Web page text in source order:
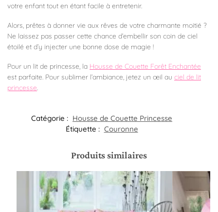
votre enfant tout en étant facile à entretenir.
Alors, prêtes à donner vie aux rêves de votre charmante moitié ?
Ne laissez pas passer cette chance d’embellir son coin de ciel
étoilé et d’y injecter une bonne dose de magie !
Pour un lit de princesse, la Housse de Couette Forêt Enchantée
est parfaite. Pour sublimer l’ambiance, jetez un œil au ciel de lit
princesse.
Catégorie : Housse de Couette Princesse
Étiquette : Couronne
Produits similaires